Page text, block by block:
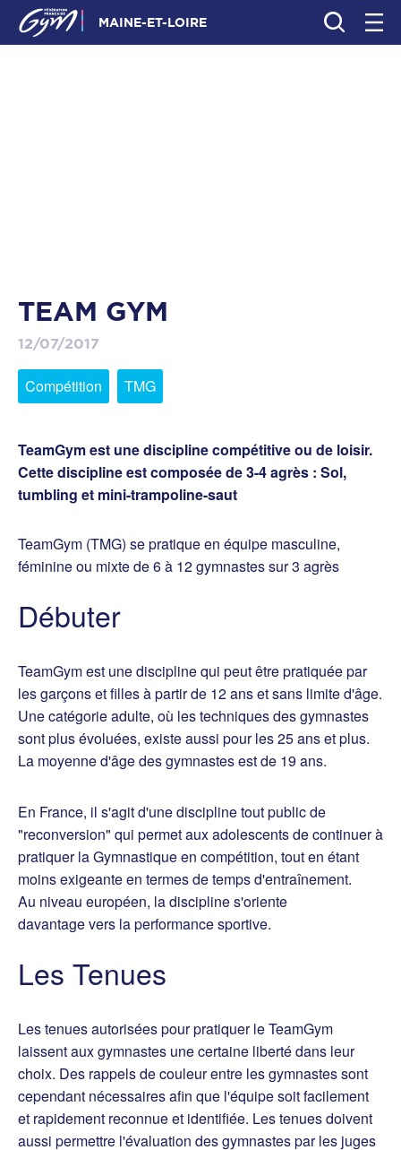
MAINE-ET-LOIRE
TEAM GYM
12/07/2017
Compétition TMG
TeamGym est une discipline compétitive ou de loisir.
Cette discipline est composée de 3-4 agrès : Sol,
tumbling et mini-trampoline-saut
TeamGym (TMG) se pratique en équipe masculine,
féminine ou mixte de 6 à 12 gymnastes sur 3 agrès
Débuter
TeamGym est une discipline qui peut être pratiquée par
les garçons et filles à partir de 12 ans et sans limite d'âge.
Une catégorie adulte, où les techniques des gymnastes
sont plus évoluées, existe aussi pour les 25 ans et plus.
La moyenne d'âge des gymnastes est de 19 ans.
En France, il s'agit d'une discipline tout public de
"reconversion" qui permet aux adolescents de continuer à
pratiquer la Gymnastique en compétition, tout en étant
moins exigeante en termes de temps d'entraînement.
Au niveau européen, la discipline s'oriente
davantage vers la performance sportive.
Les Tenues
Les tenues autorisées pour pratiquer le TeamGym
laissent aux gymnastes une certaine liberté dans leur
choix. Des rappels de couleur entre les gymnastes sont
cependant nécessaires afin que l'équipe soit facilement
et rapidement reconnue et identifiée. Les tenues doivent
aussi permettre l'évaluation des gymnastes par les juges